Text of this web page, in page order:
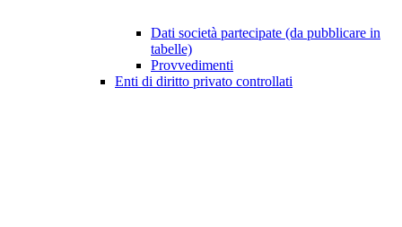
Dati società partecipate (da pubblicare in
tabelle)
Provvedimenti
Enti di diritto privato controllati